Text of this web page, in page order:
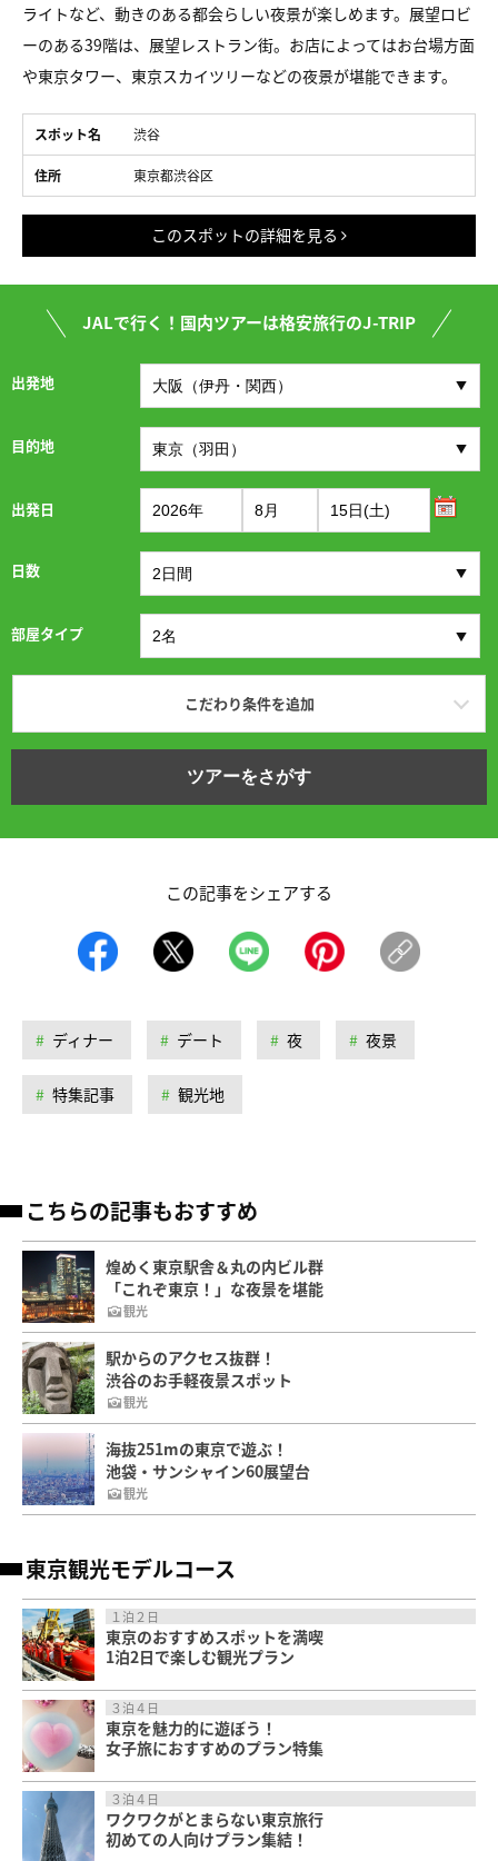
ライトなど、動きのある都会らしい夜景が楽しめます。展望ロビ
ーのある39階は、展望レストラン街。お店によってはお台場方面
や東京タワー、東京スカイツリーなどの夜景が堪能できます。
スポット名 渋谷
住所 東京都渋谷区
このスポットの詳細を見る
JALで行く！国内ツアーは格安旅行のJ-TRIP
出発地
目的地
出発日
日数
部屋タイプ
こだわり条件を追加
ツアーをさがす
この記事をシェアする
ディナー デート 夜 夜景
特集記事 観光地
こちらの記事もおすすめ
煌めく東京駅舎＆丸の内ビル群
「これぞ東京！」な夜景を堪能
観光
駅からのアクセス抜群！
渋谷のお手軽夜景スポット
観光
海抜251mの東京で遊ぶ！
池袋・サンシャイン60展望台
観光
東京観光モデルコース
１泊２日
東京のおすすめスポットを満喫
1泊2日で楽しむ観光プラン
３泊４日
東京を魅力的に遊ぼう！
女子旅におすすめのプラン特集
３泊４日
ワクワクがとまらない東京旅行
初めての人向けプラン集結！